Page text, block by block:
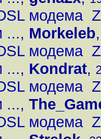
модема
..., Morkeleb
модема
..., Kondrat,
модема
...,
модема